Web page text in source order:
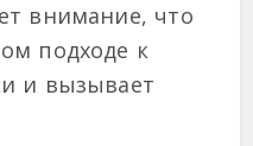
внимание, что
подходе к
и вызывает